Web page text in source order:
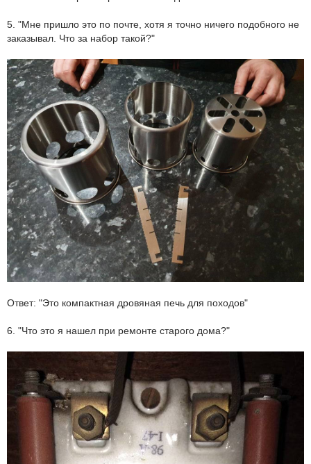
5. "Мне пришло это по почте, хотя я точно ничего подобного не
заказывал. Что за набор такой?"
Ответ: "Это компактная дровяная печь для походов"
6. "Что это я нашел при ремонте старого дома?"